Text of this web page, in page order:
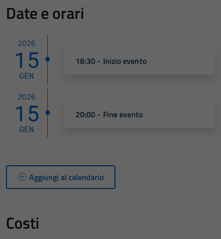
Date e orari
2026
15
GEN
18:30 - Inizio evento
2026
15
GEN
20:00 - Fine evento
Aggiungi al calendario
Costi